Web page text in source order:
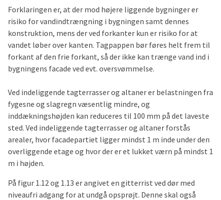
Forklaringen er, at der mod højere liggende bygninger er
risiko for vandindtrængning i bygningen samt dennes
konstruktion, mens der ved forkanter kun er risiko for at
vandet løber over kanten. Tagpappen bør føres helt frem til
forkant af den frie forkant, så der ikke kan trænge vand ind i
bygningens facade ved evt. oversvømmelse.
Ved indeliggende tagterrasser og altaner er belastningen fra
fygesne og slagregn væsentlig mindre, og
inddækningshøjden kan reduceres til 100 mm på det laveste
sted. Ved indeliggende tagterrasser og altaner forstås
arealer, hvor facadepartiet ligger mindst 1 m inde under den
overliggende etage og hvor der er et lukket værn på mindst 1
m i højden.
På figur 1.12 og 1.13 er angivet en gitterrist ved dør med
niveaufri adgang for at undgå opsprøjt. Denne skal også